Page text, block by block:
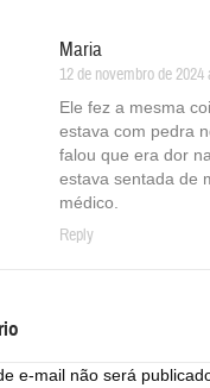
Maria
12 de novembro de 2024
Ele fez a mesma
estava com pedra
falou que era dor
estava sentada de
médico.
Reply
e-mail não será